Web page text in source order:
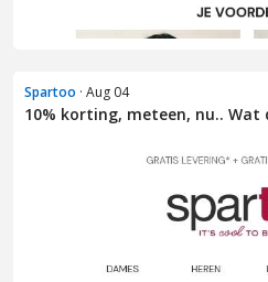
Spartoo · Aug 04
10% korting, meteen, nu.. Wat